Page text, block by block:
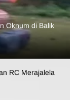
Oknum di Balik
RC Merajalela